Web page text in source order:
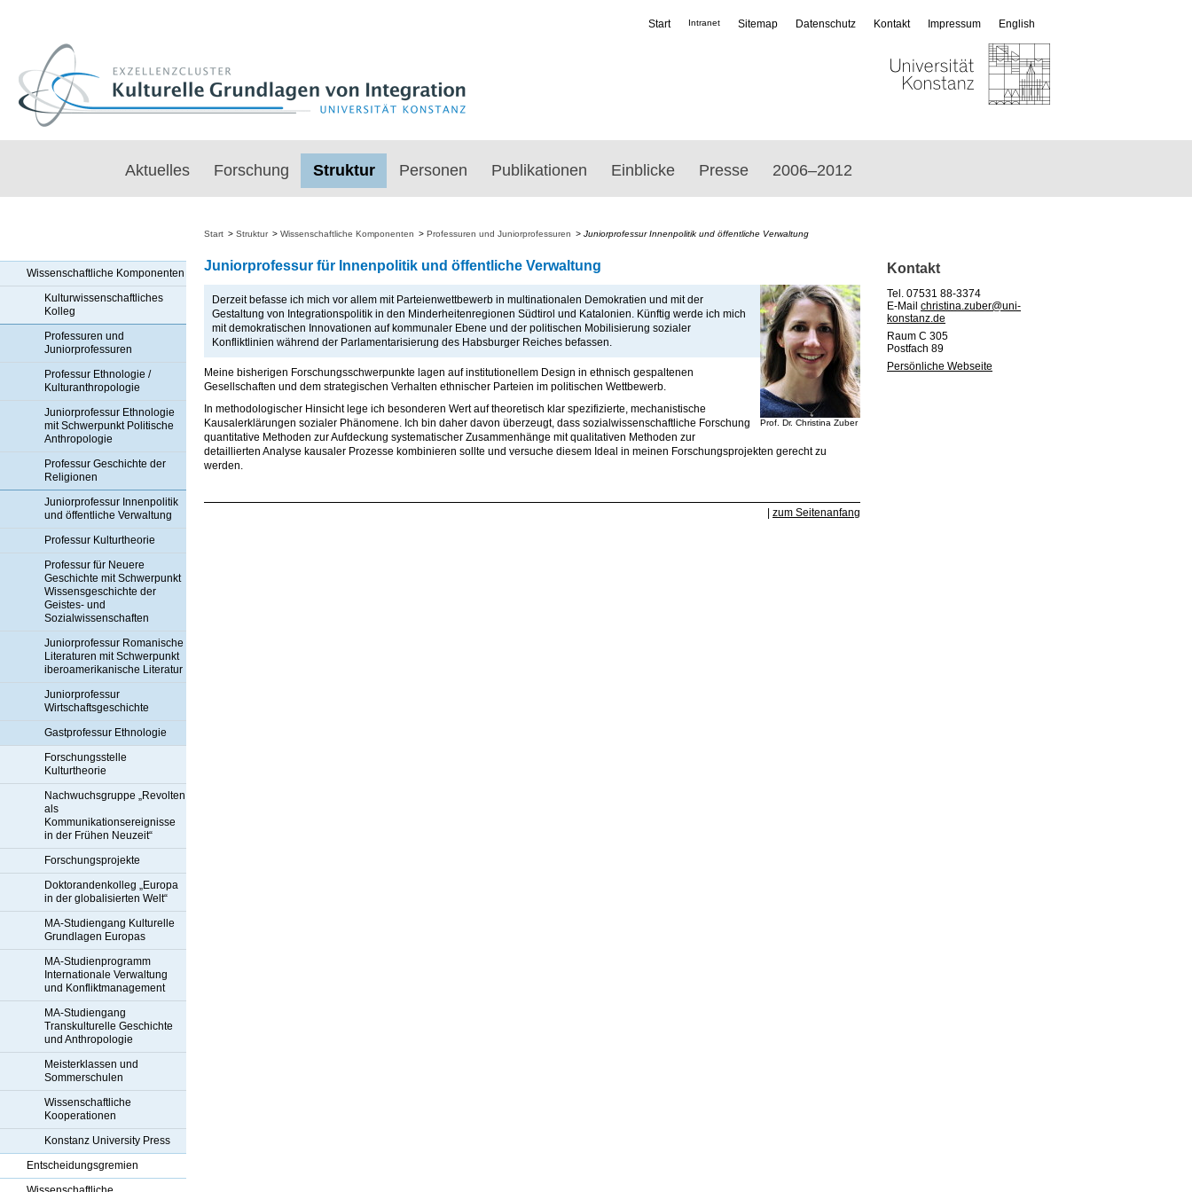
English
Start Intranet Sitemap Datenschutz Kontakt Impressum
Aktuelles Forschung Struktur Personen Publikationen Einblicke Presse 2006–2012
Wissenschaftliche Komponenten
Kulturwissenschaftliches
Kolleg
Professuren und
Juniorprofessuren
Professur Ethnologie /
Kulturanthropologie
Juniorprofessur Ethnologie
mit Schwerpunkt Politische
Anthropologie
Professur Geschichte der
Religionen
Juniorprofessur Innenpolitik
und öffentliche Verwaltung
Professur Kulturtheorie
Professur für Neuere
Geschichte mit Schwerpunkt
Wissensgeschichte der
Geistes- und
Sozialwissenschaften
Juniorprofessur Romanische
Literaturen mit Schwerpunkt
iberoamerikanische Literatur
Juniorprofessur
Wirtschaftsgeschichte
Gastprofessur Ethnologie
Forschungsstelle
Kulturtheorie
Nachwuchsgruppe „Revolten
als
Kommunikationsereignisse
in der Frühen Neuzeit“
Forschungsprojekte
Doktorandenkolleg „Europa
in der globalisierten Welt“
MA-Studiengang Kulturelle
Grundlagen Europas
MA-Studienprogramm
Internationale Verwaltung
und Konfliktmanagement
MA-Studiengang
Transkulturelle Geschichte
und Anthropologie
Meisterklassen und
Sommerschulen
Wissenschaftliche
Kooperationen
Konstanz University Press
Entscheidungsgremien
Start > Struktur > Wissenschaftliche Komponenten > Professuren und Juniorprofessuren > Juniorprofessur Innenpolitik und öffentliche Verwaltung
Juniorprofessur für Innenpolitik und öffentliche Verwaltung
Prof. Dr. Christina Zuber
Derzeit befasse ich mich vor allem mit Parteienwettbewerb in multinationalen Demokratien und mit der
Gestaltung von Integrationspolitik in den Minderheitenregionen Südtirol und Katalonien. Künftig werde ich mich
mit demokratischen Innovationen auf kommunaler Ebene und der politischen Mobilisierung sozialer
Konfliktlinien während der Parlamentarisierung des Habsburger Reiches befassen.
Meine bisherigen Forschungsschwerpunkte lagen auf institutionellem Design in ethnisch gespaltenen
Gesellschaften und dem strategischen Verhalten ethnischer Parteien im politischen Wettbewerb.
In methodologischer Hinsicht lege ich besonderen Wert auf theoretisch klar spezifizierte, mechanistische
Kausalerklärungen sozialer Phänomene. Ich bin daher davon überzeugt, dass sozialwissenschaftliche Forschung
quantitative Methoden zur Aufdeckung systematischer Zusammenhänge mit qualitativen Methoden zur
detaillierten Analyse kausaler Prozesse kombinieren sollte und versuche diesem Ideal in meinen Forschungsprojekten gerecht zu
werden.
zum Seitenanfang
Kontakt
Tel. 07531 88-3374
E-Mail christina.zuber@uni-
konstanz.de
Raum C 305
Postfach 89
Persönliche Webseite